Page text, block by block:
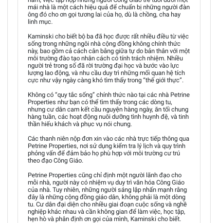
mái nhà là một cách hiệu quả để chuẩn bị những người đàn
ông đó cho ơn gọi tương lai của họ, dù là chồng, cha hay
linh mục.
Kaminski cho biết bộ ba đã học được rất nhiều điều từ việc
sống trong những ngôi nhà cộng đồng không chính thức
này, bao gồm cả cách cân bằng giữa tự do bản thân với một
môi trường đào tạo nhân cách có tính trách nhiệm. Nhiều
người trẻ trong số đã rời trường đại học và bước vào lực
lượng lao động, và nhu cầu duy trì những mối quan hệ tích
cực như vậy ngày càng khó tìm thấy trong “thế giới thực”.
Không có “quy tắc sống” chính thức nào tại các nhà Petrine
Properties như bạn có thể tìm thấy trong các dòng tu,
nhưng cư dân cam kết cầu nguyện hàng ngày, ăn tối chung
hàng tuần, các hoạt động nuôi dưỡng tình huynh đệ, và tinh
thần hiếu khách và phục vụ nói chung.
Các thanh niên nộp đơn xin vào các nhà trực tiếp thông qua
Petrine Properties, nơi sử dụng kiểm tra lý lịch và quy trình
phỏng vấn để đảm bảo họ phù hợp với môi trường cư trú
theo đạo Công Giáo.
Petrine Properties cũng chỉ định một người lãnh đạo cho
mỗi nhà, người này có nhiệm vụ duy trì văn hóa Công Giáo
của nhà. Tuy nhiên, những người sáng lập nhấn mạnh rằng
đây là những cộng đồng giáo dân, không phải là một dòng
tu. Cư dân đại diện cho nhiều giai đoạn cuộc sống và nghề
nghiệp khác nhau và cần không gian để làm việc, học tập,
hẹn hò và phân định ơn gọi của mình, Kaminski cho biết.